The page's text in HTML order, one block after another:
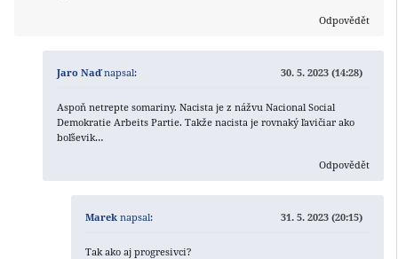
Odpovědět
Jaro Naď napsal: 30. 5. 2023 (14:28)
Aspoň netrepte somariny. Nacista je z nážvu Nacional Social
Demokratie Arbeits Partie. Takže nacista je rovnaký ľavičiar ako
boľševik…
Odpovědět
Marek napsal: 31. 5. 2023 (20:15)
Tak ako aj progresivci?